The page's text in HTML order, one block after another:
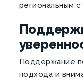
региональным
Поддержание
подхода и